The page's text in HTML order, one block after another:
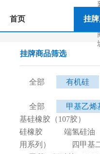
首页 挂
挂牌商品筛选
全部 有机硅
全部 甲基乙烯
基硅橡胶（107胶）
硅橡胶
端氢硅油
用系列）
四甲基